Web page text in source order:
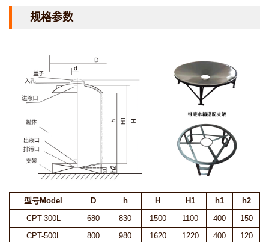
规格参数
型号Model D h H H1 h1
h2
CPT-300L
680 830 1500 1100 400
150
CPT-500L
800 980 1620 1220 400
120